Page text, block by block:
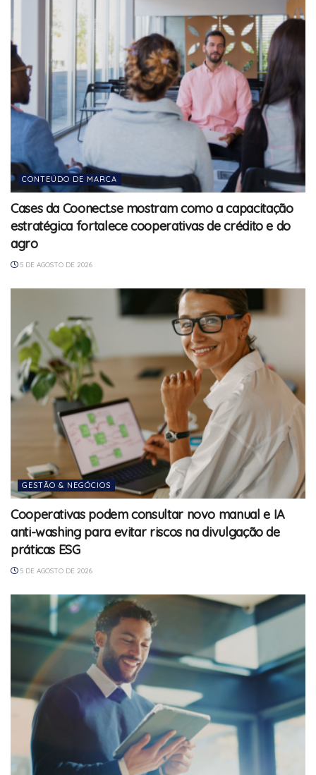
CONTEÚDO DE MARCA
Cases da Coonect.se mostram como a capacitação
estratégica fortalece cooperativas de crédito e do
agro
5 DE AGOSTO DE 2026
GESTÃO & NEGÓCIOS
Cooperativas podem consultar novo manual e IA
anti-washing para evitar riscos na divulgação de
práticas ESG
5 DE AGOSTO DE 2026